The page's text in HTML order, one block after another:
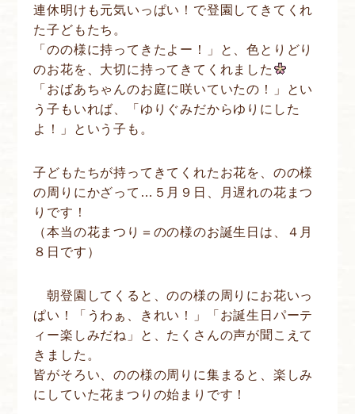
連休明けも元気いっぱい！で登園してきてくれ
た子どもたち。
「のの様に持ってきたよー！」と、色とりどり
のお花を、大切に持ってきてくれました
「おばあちゃんのお庭に咲いていたの！」とい
う子もいれば、「ゆりぐみだからゆりにした
よ！」という子も。
子どもたちが持ってきてくれたお花を、のの様
の周りにかざって…５月９日、月遅れの花まつ
りです！
（本当の花まつり＝のの様のお誕生日は、４月
８日です）
朝登園してくると、のの様の周りにお花いっ
ぱい！「うわぁ、きれい！」「お誕生日パーテ
ィー楽しみだね」と、たくさんの声が聞こえて
きました。
皆がそろい、のの様の周りに集まると、楽しみ
にしていた花まつりの始まりです！